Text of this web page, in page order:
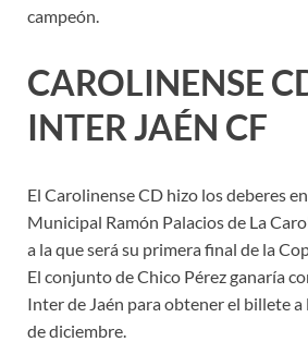
campeón.
CAROLINENSE
INTER JAÉN CF
El Carolinense CD hizo los deberes
Municipal Ramón Palacios de La
a la que será su primera final de la
El conjunto de Chico Pérez ganaría
Inter de Jaén para obtener el billete a
de diciembre.